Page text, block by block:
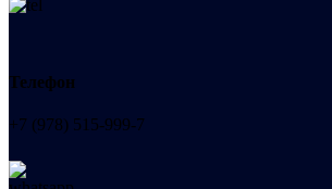
Телефон
+7 (978) 515-999-7